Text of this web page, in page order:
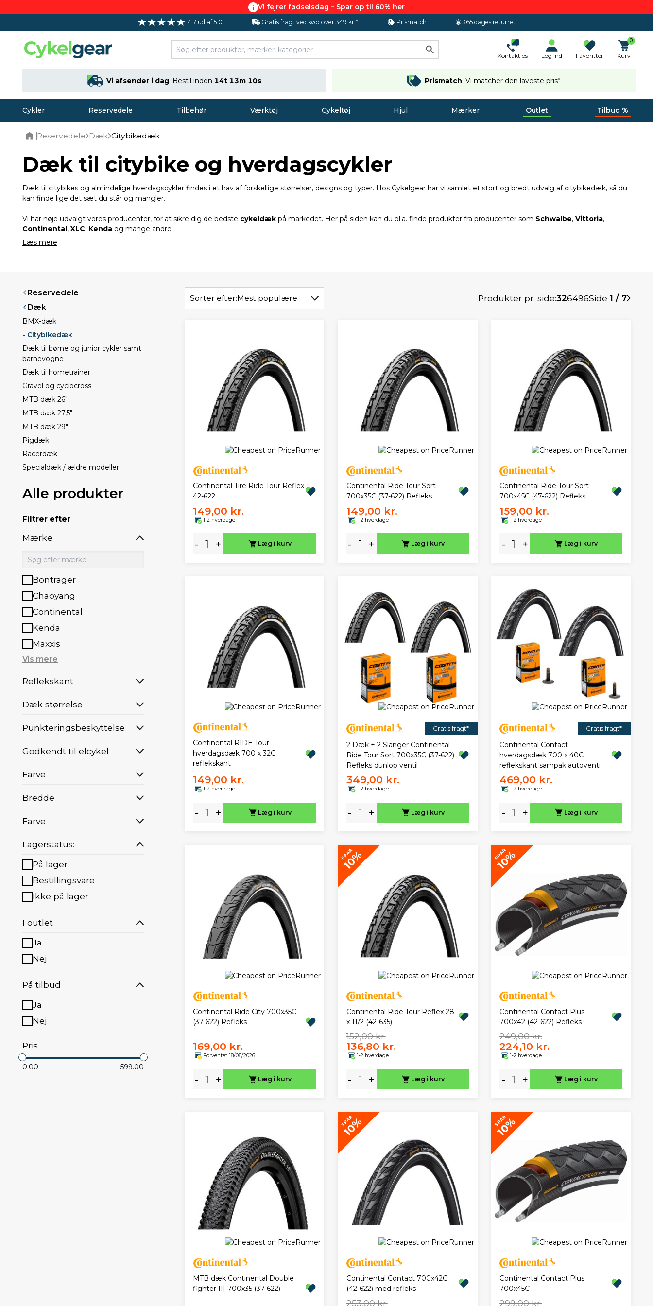
Vi fejrer fødselsdag – Spar op til 60% her
4.7 ud af 5.0 Gratis fragt ved køb over 349 kr.* Prismatch 365 dages returret
Kontakt os Log ind Favoritter
0
Kurv
Vi afsender i dag Bestil inden 14t 13m 09s Prismatch Vi matcher den laveste pris*
Cykler Reservedele Tilbehør Værktøj Cykeltøj Hjul Mærker Outlet Tilbud %
Reservedele Dæk Citybikedæk
Dæk til citybike og hverdagscykler
Dæk til citybikes og almindelige hverdagscykler findes i et hav af forskellige størrelser, designs og typer. Hos Cykelgear har vi samlet et stort og bredt udvalg af citybikedæk, så du
kan finde lige det sæt du står og mangler.
Vi har nøje udvalgt vores producenter, for at sikre dig de bedste cykeldæk på markedet. Her på siden kan du bl.a. finde produkter fra producenter som Schwalbe, Vittoria,
Continental, XLC, Kenda og mange andre.
Læs mere
Reservedele
Dæk
BMX-dæk
- Citybikedæk
Dæk til børne og junior cykler samt
barnevogne
Dæk til hometrainer
Gravel og cyclocross
MTB dæk 26"
MTB dæk 27,5"
MTB dæk 29"
Pigdæk
Racerdæk
Specialdæk / ældre modeller
Alle produkter
Filtrer efter
Mærke
Bontrager
Chaoyang
Continental
Kenda
Maxxis
Vis mere
Reflekskant
Dæk størrelse
Punkteringsbeskyttelse
Godkendt til elcykel
Farve
Bredde
Farve
Lagerstatus:
På lager
Bestillingsvare
Ikke på lager
I outlet
Ja
Nej
På tilbud
Ja
Nej
Pris
0.00 599.00
Sorter efter:Mest populære Produkter pr. side:326496Side 1 / 7
Continental Tire Ride Tour Reflex
42-622
149,00 kr.
1-2 hverdage
- + Læg i kurv
Continental Ride Tour Sort
700x35C (37-622) Refleks
149,00 kr.
1-2 hverdage
- + Læg i kurv
Continental Ride Tour Sort
700x45C (47-622) Refleks
159,00 kr.
1-2 hverdage
- + Læg i kurv
Continental RIDE Tour
hverdagsdæk 700 x 32C
reflekskant
149,00 kr.
1-2 hverdage
- + Læg i kurv
Gratis fragt*
2 Dæk + 2 Slanger Continental
Ride Tour Sort 700x35C (37-622)
Refleks dunlop ventil
349,00 kr.
1-2 hverdage
- + Læg i kurv
Gratis fragt*
Continental Contact
hverdagsdæk 700 x 40C
reflekskant sampak autoventil
469,00 kr.
1-2 hverdage
- + Læg i kurv
Continental Ride City 700x35C
(37-622) Refleks
169,00 kr.
Forventet 18/08/2026
- + Læg i kurv
SPAR
10%
Continental Ride Tour Reflex 28
x 11/2 (42-635)
152,00 kr.
136,80 kr.
1-2 hverdage
- + Læg i kurv
SPAR
10%
Continental Contact Plus
700x42 (42-622) Refleks
249,00 kr.
224,10 kr.
1-2 hverdage
- + Læg i kurv
MTB dæk Continental Double
fighter III 700x35 (37-622)
SPAR
10%
Continental Contact 700x42C
(42-622) med refleks
253,00 kr.
SPAR
10%
Continental Contact Plus
700x45C
299,00 kr.